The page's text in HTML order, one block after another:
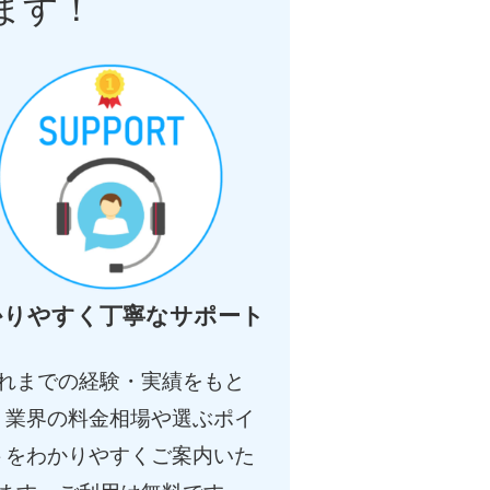
す！
やすく丁寧なサポート
までの経験・実績をもと
業界の料金相場や選ぶポイ
をわかりやすくご案内いた